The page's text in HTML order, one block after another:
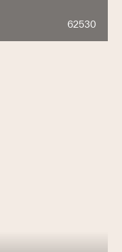
62530